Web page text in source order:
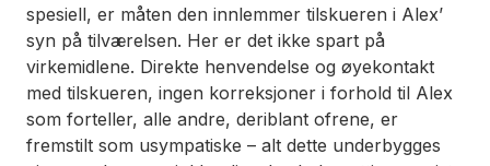
spesiell, er måten den innlemmer tilskueren i Alex’
syn på tilværelsen. Her er det ikke spart på
virkemidlene. Direkte henvendelse og øyekontakt
med tilskueren, ingen korreksjoner i forhold til Alex
som forteller, alle andre, deriblant ofrene, er
fremstilt som usympatiske – alt dette underbygges